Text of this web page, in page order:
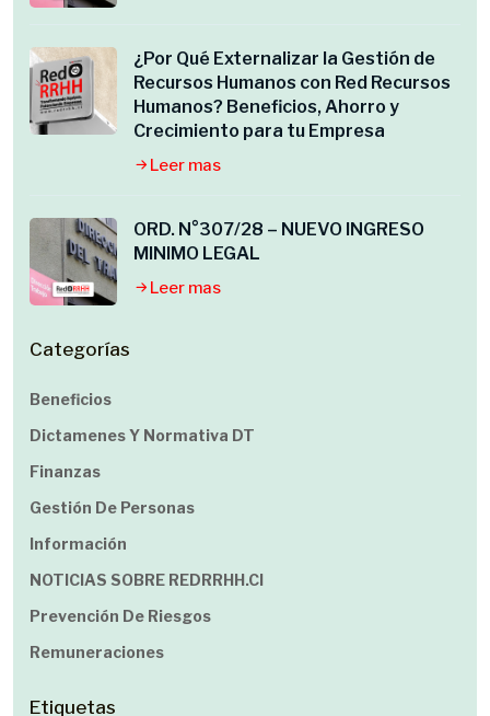
¿Por Qué Externalizar la Gestión de
Recursos Humanos con Red Recursos
Humanos? Beneficios, Ahorro y
Crecimiento para tu Empresa
Leer mas
ORD. N°307/28 – NUEVO INGRESO
MINIMO LEGAL
Leer mas
Categorías
Beneficios
Dictamenes Y Normativa DT
Finanzas
Gestión De Personas
Información
NOTICIAS SOBRE REDRRHH.cl
Prevención De Riesgos
Remuneraciones
Etiquetas